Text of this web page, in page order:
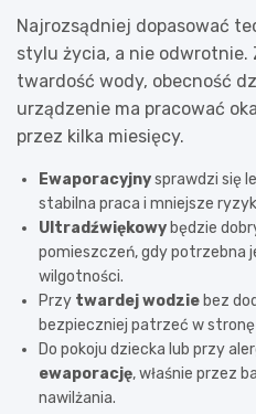
Najrozsądniej dopasować
stylu życia, a nie odwrotnie.
twardość wody, obecność
urządzenie ma pracować
przez kilka miesięcy.
Ewaporacyjnysprawdzi się
stabilna praca i mniejsze
Ultradźwiękowy będzie
pomieszczeń, gdy potrzebna
wilgotności.
Przy twardej wodzie bez
bezpieczniej patrzeć w
Do pokoju dziecka lub przy
ewaporację, właśnie przez
nawilżania.